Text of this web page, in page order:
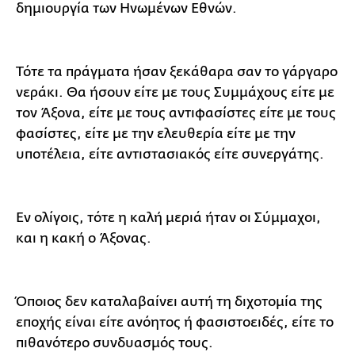
δημιουργία των Ηνωμένων Εθνών.
Τότε τα πράγματα ήσαν ξεκάθαρα σαν το γάργαρο
νεράκι. Θα ήσουν είτε με τους Συμμάχους είτε με
τον Άξονα, είτε με τους αντιφασίστες είτε με τους
φασίστες, είτε με την ελευθερία είτε με την
υποτέλεια, είτε αντιστασιακός είτε συνεργάτης.
Εν ολίγοις, τότε η καλή μεριά ήταν οι Σύμμαχοι,
και η κακή ο Άξονας.
Όποιος δεν καταλαβαίνει αυτή τη διχοτομία της
εποχής είναι είτε ανόητος ή φασιστοειδές, είτε το
πιθανότερο συνδυασμός τους.